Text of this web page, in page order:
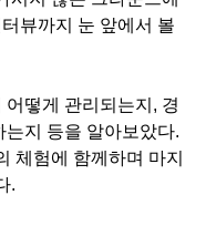
뷰까지 눈 앞에서 볼
떻게 관리되는지, 경
지 등을 알아보았다.
체험에 함께하며 마지
.